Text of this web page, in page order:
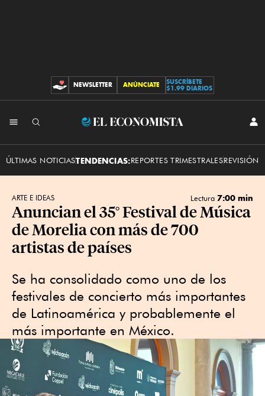
CONTRIBUCIONES
NEWSLETTER ANÚNCIATE
SUSCRÍBETE
$1.99 DIARIOS
El
ÚLTIMAS NOTICIASTENDENCIAS:REPORTES TRIMESTRALESREVISIÓN
ARTE E IDEAS Lectura 7:00 min
Anuncian el 35° Festival de Música
de Morelia con más de 700
artistas de países
Se ha consolidado como uno de los
festivales de concierto más importantes
de Latinoamérica y probablemente el
más importante en México.